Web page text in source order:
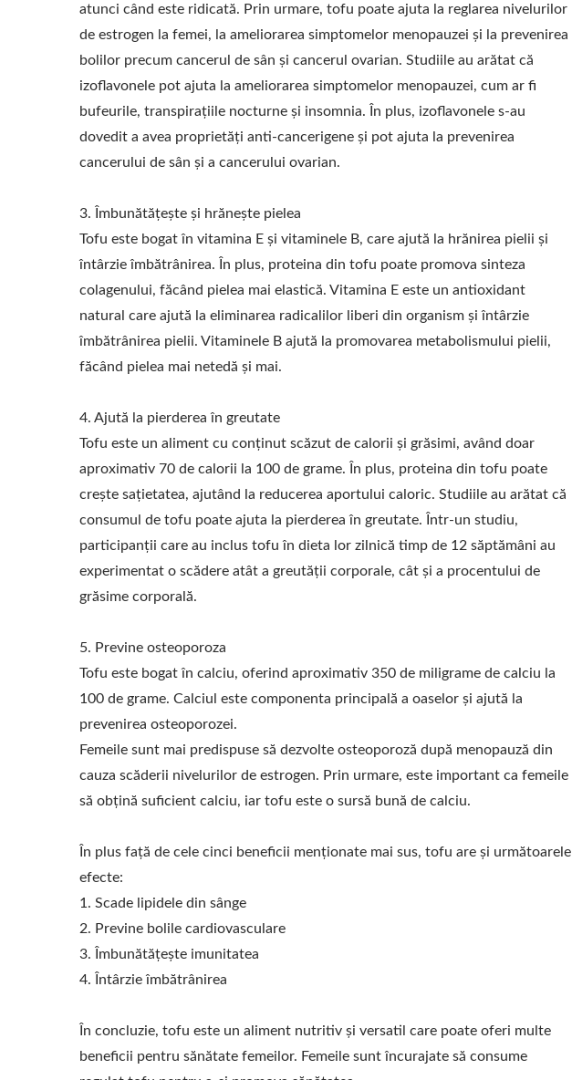
atunci când este ridicată. Prin urmare, tofu poate ajuta la reglarea nivelurilor
de estrogen la femei, la ameliorarea simptomelor menopauzei și la prevenirea
bolilor precum cancerul de sân și cancerul ovarian. Studiile au arătat că
izoflavonele pot ajuta la ameliorarea simptomelor menopauzei, cum ar fi
bufeurile, transpirațiile nocturne și insomnia. În plus, izoflavonele s-au
dovedit a avea proprietăți anti-cancerigene și pot ajuta la prevenirea
cancerului de sân și a cancerului ovarian.
3. Îmbunătățește și hrănește pielea
Tofu este bogat în vitamina E și vitaminele B, care ajută la hrănirea pielii și
întârzie îmbătrânirea. În plus, proteina din tofu poate promova sinteza
colagenului, făcând pielea mai elastică. Vitamina E este un antioxidant
natural care ajută la eliminarea radicalilor liberi din organism și întârzie
îmbătrânirea pielii. Vitaminele B ajută la promovarea metabolismului pielii,
făcând pielea mai netedă și mai.
4. Ajută la pierderea în greutate
Tofu este un aliment cu conținut scăzut de calorii și grăsimi, având doar
aproximativ 70 de calorii la 100 de grame. În plus, proteina din tofu poate
crește sațietatea, ajutând la reducerea aportului caloric. Studiile au arătat că
consumul de tofu poate ajuta la pierderea în greutate. Într-un studiu,
participanții care au inclus tofu în dieta lor zilnică timp de 12 săptămâni au
experimentat o scădere atât a greutății corporale, cât și a procentului de
grăsime corporală.
5. Previne osteoporoza
Tofu este bogat în calciu, oferind aproximativ 350 de miligrame de calciu la
100 de grame. Calciul este componenta principală a oaselor și ajută la
prevenirea osteoporozei.
Femeile sunt mai predispuse să dezvolte osteoporoză după menopauză din
cauza scăderii nivelurilor de estrogen. Prin urmare, este important ca femeile
să obțină suficient calciu, iar tofu este o sursă bună de calciu.
În plus față de cele cinci beneficii menționate mai sus, tofu are și următoarele
efecte:
1. Scade lipidele din sânge
2. Previne bolile cardiovasculare
3. Îmbunătățește imunitatea
4. Întârzie îmbătrânirea
În concluzie, tofu este un aliment nutritiv și versatil care poate oferi multe
beneficii pentru sănătate femeilor. Femeile sunt încurajate să consume